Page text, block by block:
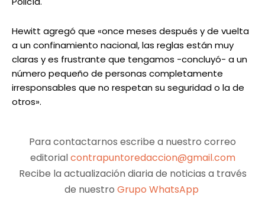
Hewitt agregó que «once meses después y de vuelta
a un confinamiento nacional, las reglas están muy
claras y es frustrante que tengamos -concluyó- a un
número pequeño de personas completamente
irresponsables que no respetan su seguridad o la de
otros».
Para contactarnos escribe a nuestro correo
editorialcontrapuntoredaccion@gmail.com
Recibe la actualización diaria de noticias a través
de nuestro Grupo WhatsApp